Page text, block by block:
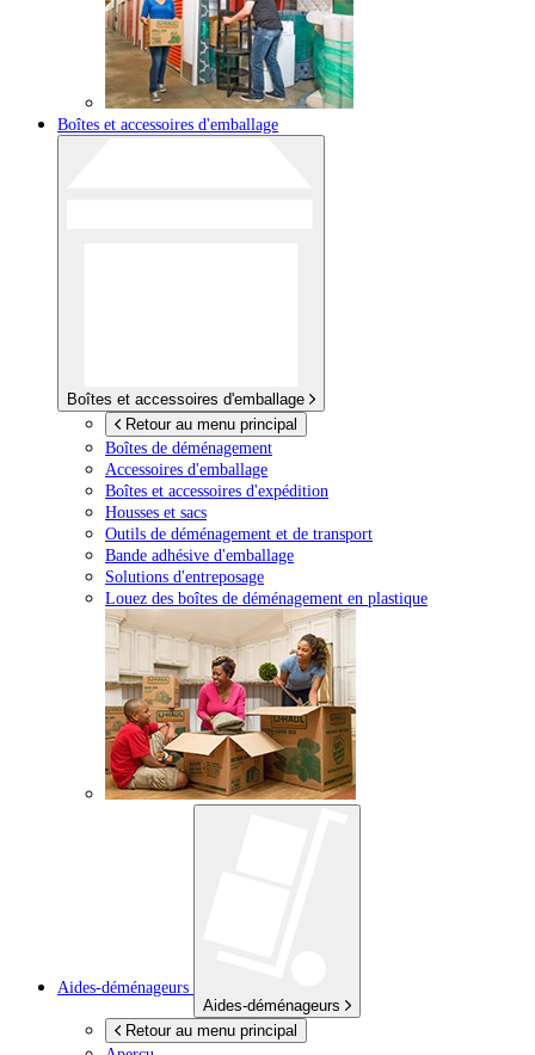
Boîtes et accessoires d'emballage
Boîtes et accessoires d'emballage
Retour au menu principal
Boîtes de déménagement
Accessoires d'emballage
Boîtes et accessoires d'expédition
Housses et sacs
Outils de déménagement et de transport
Bande adhésive d'emballage
Solutions d'entreposage
Louez des boîtes de déménagement en plastique
Aides-déménageurs
Aides-déménageurs
Retour au menu principal